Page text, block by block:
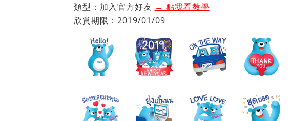
類型：加入官方好友 → 點我看教學
欣賞期限：2019/01/09